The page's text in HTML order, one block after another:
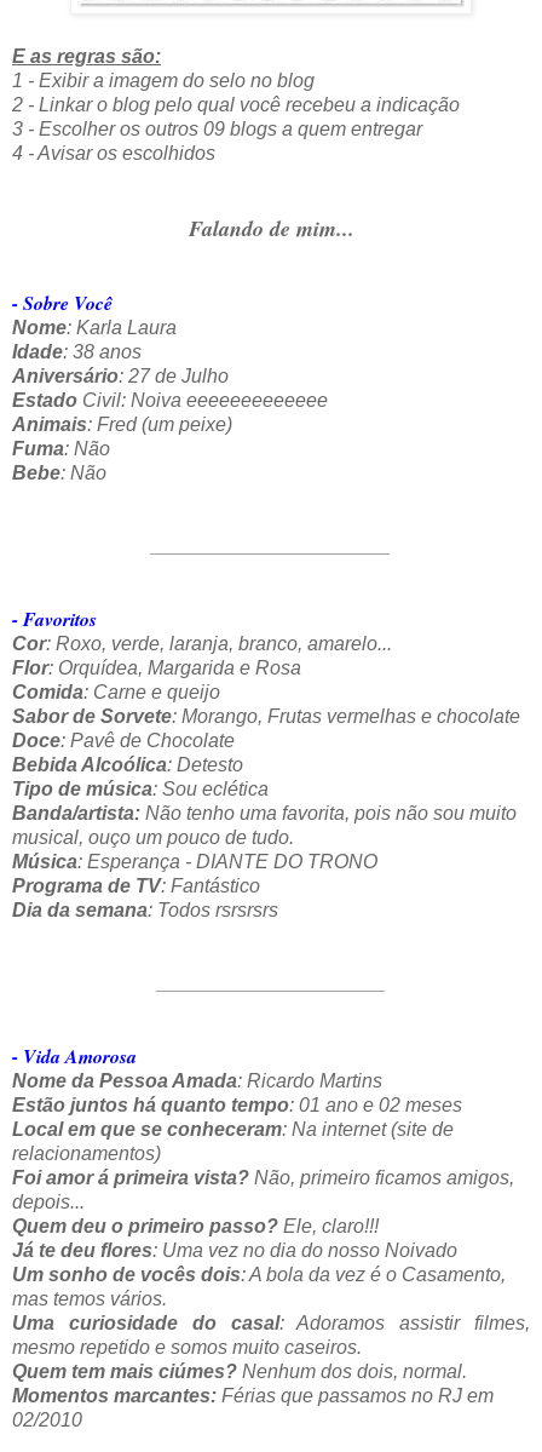
E as regras são:
1 - Exibir a imagem do selo no blog
2 - Linkar o blog pelo qual você recebeu a indicação
3 - Escolher os outros 09 blogs a quem entregar
4 - Avisar os escolhidos
Falando de mim...
- Sobre Você
Nome: Karla Laura
Idade: 38 anos
Aniversário: 27 de Julho
Estado Civil: Noiva eeeeeeeeeeeee
Animais: Fred (um peixe)
Fuma: Não
Bebe: Não
- Favoritos
Cor: Roxo, verde, laranja, branco, amarelo...
Flor: Orquídea, Margarida e Rosa
Comida: Carne e queijo
Sabor de Sorvete: Morango, Frutas vermelhas e chocolate
Doce: Pavê de Chocolate
Bebida Alcoólica: Detesto
Tipo de música: Sou eclética
Banda/artista: Não tenho uma favorita, pois não sou muito
musical, ouço um pouco de tudo.
Música: Esperança - DIANTE DO TRONO
Programa de TV: Fantástico
Dia da semana: Todos rsrsrsrs
- Vida Amorosa
Nome da Pessoa Amada: Ricardo Martins
Estão juntos há quanto tempo: 01 ano e 02 meses
Local em que se conheceram: Na internet (site de
relacionamentos)
Foi amor á primeira vista? Não, primeiro ficamos amigos,
depois...
Quem deu o primeiro passo? Ele, claro!!!
Já te deu flores: Uma vez no dia do nosso Noivado
Um sonho de vocês dois: A bola da vez é o Casamento,
mas temos vários.
Uma curiosidade do casal: Adoramos assistir filmes,
mesmo repetido e somos muito caseiros.
Quem tem mais ciúmes? Nenhum dos dois, normal.
Momentos marcantes: Férias que passamos no RJ em
02/2010